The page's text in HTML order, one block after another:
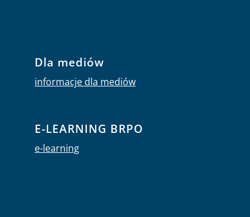
Dla mediów
informacje dla mediów
E-LEARNING BRPO
e-learning